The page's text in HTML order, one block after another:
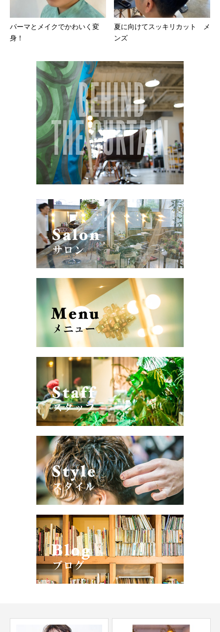
パーマとメイクでかわいく変
身！
夏に向けてスッキリカット メ
ンズ